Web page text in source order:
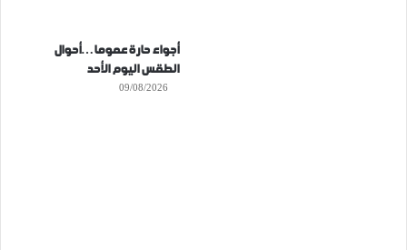
أجواء حارة عموما…أحوال
الطقس اليوم الأحد
09/08/2026